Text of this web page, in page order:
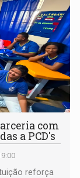
com
a PCD's
reforça